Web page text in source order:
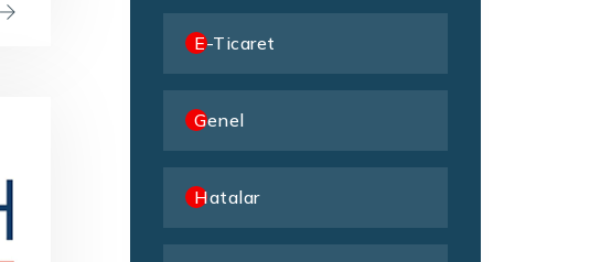
E-Ticaret
Genel
Hatalar